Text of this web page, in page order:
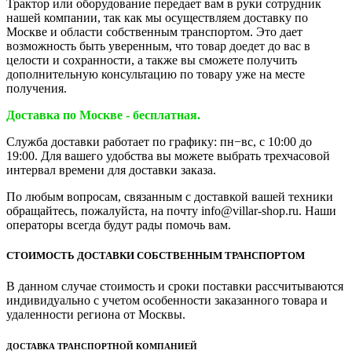
Трактор или оборудование передает вам в руки сотрудник
нашей компании, так как мы осуществляем доставку по
Москве и области собственным транспортом. Это дает
возможность быть уверенным, что товар доедет до вас в
целости и сохранности, а также вы сможете получить
дополнительную консультацию по товару уже на месте
получения.
Доставка по Москве - бесплатная.
Служба доставки работает по графику: пн−вс, с 10:00 до
19:00. Для вашего удобства вы можете выбрать трехчасовой
интервал времени для доставки заказа.
По любым вопросам, связанным с доставкой вашей техники
обращайтесь, пожалуйста, на почту info@villar-shop.ru. Наши
операторы всегда будут рады помочь вам.
СТОИМОСТЬ ДОСТАВКИ СОБСТВЕННЫМ ТРАНСПОРТОМ
В данном случае стоимость и сроки поставки рассчитываются
индивидуально с учетом особенности заказанного товара и
удаленности региона от Москвы.
ДОСТАВКА ТРАНСПОРТНОЙ КОМПАНИЕЙ